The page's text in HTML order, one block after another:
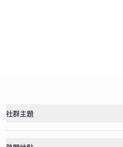
社群主題